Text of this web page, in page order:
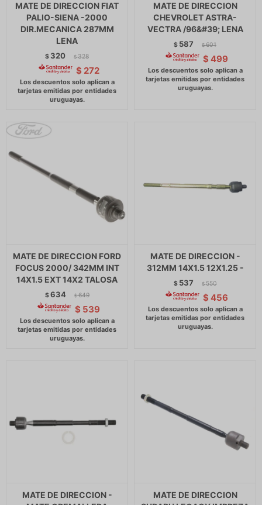
MATE DE DIRECCION FIAT
PALIO-SIENA -2000
DIR.MECANICA 287MM
LENA
$ 320 $ 328
$ 272
MATE DE DIRECCION
CHEVROLET ASTRA-
VECTRA /96&#39; LENA
$ 587 $ 601
$ 499
MATE DE DIRECCION FORD
FOCUS 2000/ 342MM INT
14X1.5 EXT 14X2 TALOSA
$634 $ 649
$ 539
MATE DE DIRECCION -
312MM 14X1.5 12X1.25 -
$ 537 $ 550
$ 456
MATE DE DIRECCION -
MATE DE DIRECCION